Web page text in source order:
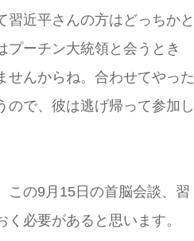
習近平さんの方はどっちかと
ーチン大統領と会うとき
せんからね。合わせてやった
ので、彼は逃げ帰って参加し
この9月15日の首脳会談、習
必要があると思います。